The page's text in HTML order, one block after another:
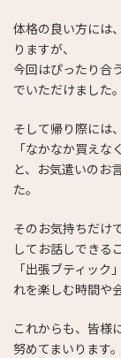
体格の良い方には
りますが、
今回はぴったり合
でいただけました。
そして帰り際には、
「なかなか買えな
と、お気遣いのお
た。
そのお気持ちだけ
してお話しできる
「出張ブティッ
れを楽しむ時間や
これからも、皆様
努めてまいります。